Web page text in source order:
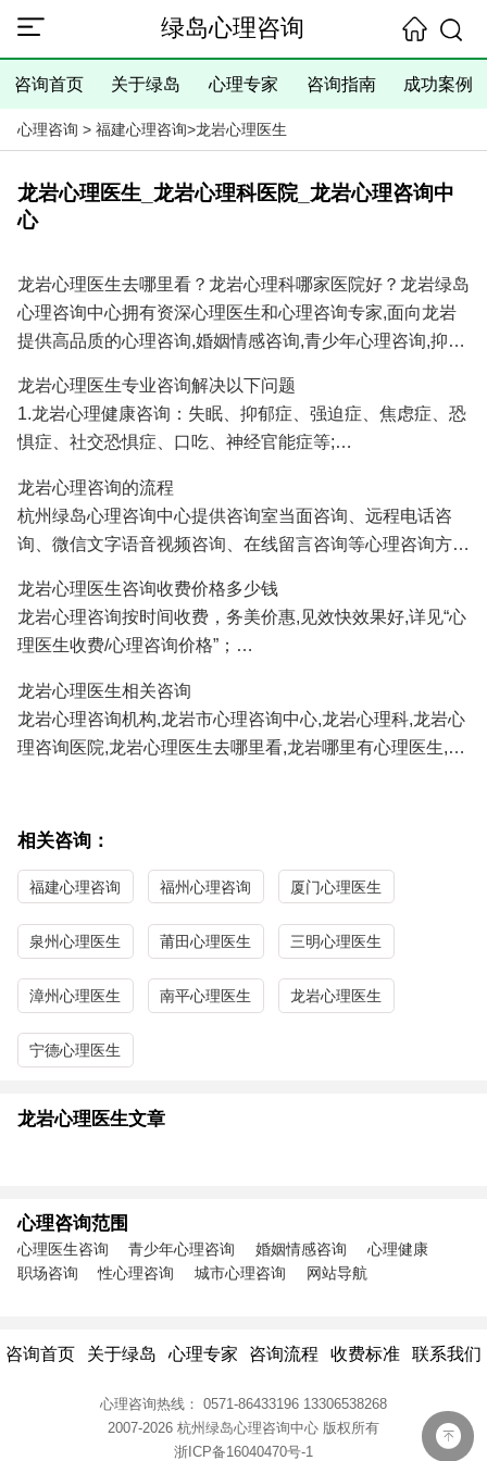
绿岛心理咨询
咨询首页 关于绿岛 心理专家 咨询指南 成功案例
心理咨询 > 福建心理咨询>龙岩心理医生
龙岩心理医生_龙岩心理科医院_龙岩心理咨询中
心
龙岩心理医生去哪里看？龙岩心理科哪家医院好？龙岩绿岛
心理咨询中心拥有资深心理医生和心理咨询专家,面向龙岩
提供高品质的心理咨询,婚姻情感咨询,青少年心理咨询,抑郁
和大量成功案例,是您寻找龙岩心理医生专家和龙岩心理咨
询医院/心理咨询机构的理想选择！
龙岩心理医生专业咨询解决以下问题
1.龙岩心理健康咨询：失眠、抑郁症、强迫症、焦虑症、恐
惧症、社交恐惧症、口吃、神经官能症等;
人、挽救婚姻、感情修复、情感咨询等;
3.龙岩青少年心理咨询：孩子厌学、沉迷游戏、叛逆、早
恋、学习压力、考试焦虑、交往障碍、家庭教育咨询等;
4.龙岩职场心理咨询：人际关系、职场压力、职业规划、情
绪调节、心理辅导等；
5.龙岩性心理咨询：青春期性教育、性心理障碍、以及心理
龙岩心理咨询的流程
杭州绿岛心理咨询中心提供咨询室当面咨询、远程电话咨
询、微信文字语音视频咨询、在线留言咨询等心理咨询方
便地得到心理医生专家专业有效的心理咨询服务。
正式系统的心理咨询服务需要提前预约,详见"心理医生预约/
心理咨询流程"；
龙岩心理医生咨询收费价格多少钱
龙岩心理咨询按时间收费，务美价惠,见效快效果好,详见“心
理医生收费/心理咨询价格”；
86433196 13306538268
龙岩心理医生相关咨询
龙岩心理咨询机构,龙岩市心理咨询中心,龙岩心理科,龙岩心
理咨询医院,龙岩心理医生去哪里看,龙岩哪里有心理医生,龙
相关咨询：
福建心理咨询 福州心理咨询 厦门心理医生
泉州心理医生 莆田心理医生 三明心理医生
漳州心理医生 南平心理医生 龙岩心理医生
宁德心理医生
龙岩心理医生文章
心理咨询范围
心理医生咨询 青少年心理咨询 婚姻情感咨询
心理健康
职场咨询
性心理咨询 城市心理咨询 网站导航
咨询首页 关于绿岛 心理专家 咨询流程 收费标准 联系我们
心理咨询热线： 0571-86433196 13306538268
2007-2026 杭州绿岛心理咨询中心 版权所有
浙ICP备16040470号-1